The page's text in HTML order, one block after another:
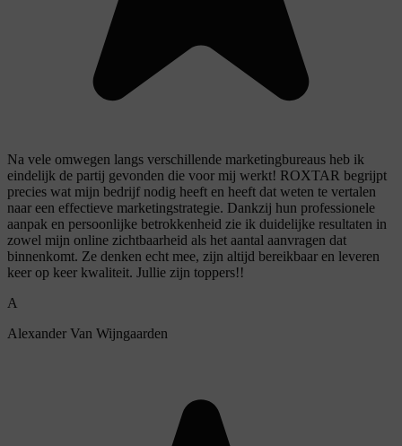
Na vele omwegen langs verschillende marketingbureaus heb ik
eindelijk de partij gevonden die voor mij werkt! ROXTAR begrijpt
precies wat mijn bedrijf nodig heeft en heeft dat weten te vertalen
naar een effectieve marketingstrategie. Dankzij hun professionele
aanpak en persoonlijke betrokkenheid zie ik duidelijke resultaten in
zowel mijn online zichtbaarheid als het aantal aanvragen dat
binnenkomt. Ze denken echt mee, zijn altijd bereikbaar en leveren
keer op keer kwaliteit. Jullie zijn toppers!!
A
Alexander Van Wijngaarden